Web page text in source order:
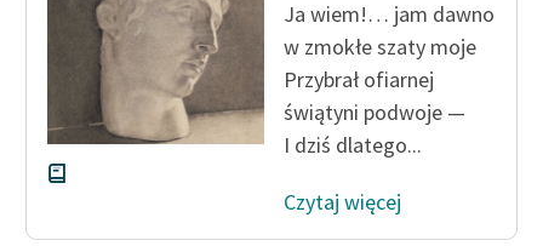
Zasady wykorzystania
Wolnych Lektur
Logotypy
Materiały promocyjne
Ja wiem!… jam dawno
w zmokłe szaty moje
Przybrał ofiarnej
świątyni podwoje —
I dziś dlatego...
Czytaj więcej